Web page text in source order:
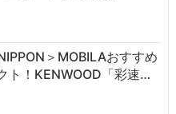
＞MOBILAおすすめ
ト！KENWOOD「彩速…